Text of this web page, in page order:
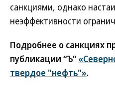
санкциями, однако
неэффективности
Подробнее о санкциях
публикации “Ъ”
твердое "нефть"».